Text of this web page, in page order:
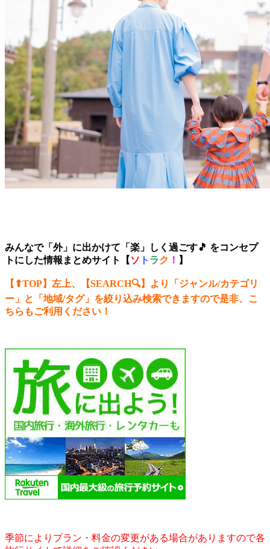
みんなで「外」に出かけて「楽」しく過ごす🎵 をコンセプ
トにした情報まとめサイト【 ソ ト ラク ！ 】
【⬆︎TOP】左上、【SEARCH🔍】より「ジャンル/カテゴリ
ー 」と「地域/タグ」を絞り込み検索できますので是非、こ
ちらもご利用ください！
季節によりプラン・料金の変更がある場合がありますので各